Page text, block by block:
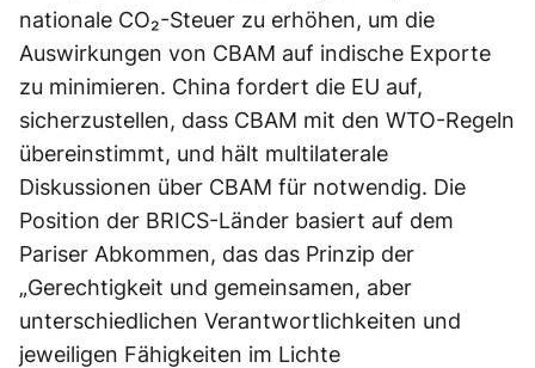
nationale CO₂-Steuer zu erhöhen, um die
Auswirkungen von CBAM auf indische Exporte
zu minimieren. China fordert die EU auf,
sicherzustellen, dass CBAM mit den WTO-Regeln
übereinstimmt, und hält multilaterale
Diskussionen über CBAM für notwendig. Die
Position der BRICS-Länder basiert auf dem
Pariser Abkommen, das das Prinzip der
„Gerechtigkeit und gemeinsamen, aber
unterschiedlichen Verantwortlichkeiten und
jeweiligen Fähigkeiten im Lichte